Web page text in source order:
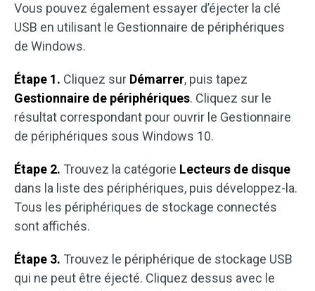
Vous pouvez également essayer d’éjecter la clé
USB en utilisant le Gestionnaire de périphériques
de Windows.
Étape 1. Cliquez sur Démarrer, puis tapez
Gestionnaire de périphériques. Cliquez sur le
résultat correspondant pour ouvrir le Gestionnaire
de périphériques sous Windows 10.
Étape 2. Trouvez la catégorie Lecteurs de disque
dans la liste des périphériques, puis développez-la.
Tous les périphériques de stockage connectés
sont affichés.
Étape 3. Trouvez le périphérique de stockage USB
qui ne peut être éjecté. Cliquez dessus avec le